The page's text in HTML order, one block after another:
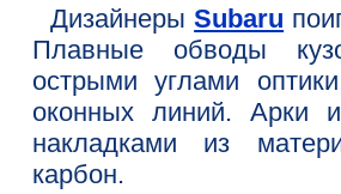
ДизайнерыSubaru
Плавные обводы
острыми углами
оконных линий. Арки
накладками из
карбон.